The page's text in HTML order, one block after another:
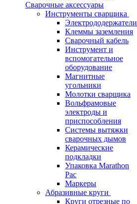
Сварочные аксессуары
Инструменты сварщика
Электрододержатели
Клеммы заземления
Сварочный кабель
Инструмент и
вспомогательное
оборудование
Магнитные
угольники
Молотки сварщика
Вольфрамовые
электроды и
приспособления
Системы вытяжки
сварочных дымов
Керамические
подкладки
Упаковка Marathon
Pac
Маркеры
Абразивные круги
Круги отрезные по